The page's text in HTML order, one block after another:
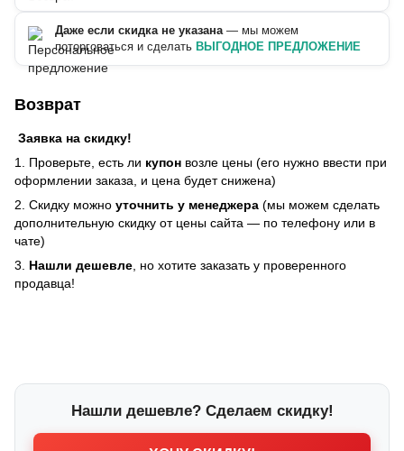
Даже если скидка не указана — мы можем
поторговаться и сделать ВЫГОДНОЕ ПРЕДЛОЖЕНИЕ
Возврат
Заявка на скидку!
1. Проверьте, есть ли купон возле цены (его нужно ввести при
оформлении заказа, и цена будет снижена)
2. Скидку можно уточнить у менеджера (мы можем сделать
дополнительную скидку от цены сайта — по телефону или в
чате)
3. Нашли дешевле , но хотите заказать у проверенного
продавца!
Нашли дешевле? Сделаем скидку!